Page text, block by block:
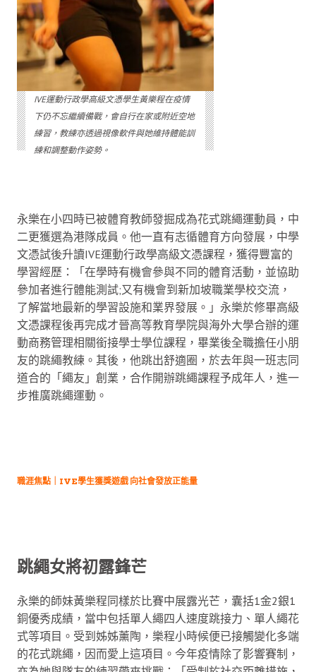
IVE運動行政學高級文憑學生黃樂程在疫情
下仍不忘繼續備戰，會自行在家或附近空地
練習，教練亦透過視像軟件與她維持體能訓
練和調整動作姿勢。
永樂在小四時已被體育教師發掘成為花式跳繩運動員，中
二更獲選為港隊成員。他一直有志循體育方向發展，中學
文憑試後升讀IVE運動行政學高級文憑課程，獲得豐富的
學習經歷：「在學時有機會參與不同的體育活動，並協助
參加者進行體能測試;又有機會到新加坡職業學校交流，
了解當地最新的學習設施和業界發展。」永樂於修畢高級
文憑課程後再完成才晉高等教育學院與海外大學合辦的運
動商務管理相關銜接學士學位課程，畢業後全職擔任小朋
友的跳繩教練。其後，他跳出舒適圈，於去年與一班志同
道合的「繩友」創業，合作開辦跳繩課程予成年人，進一
步推廣跳繩運動。
職涯焦點｜IVE學生獲獎遊戲 向社會發放正能量
跳繩女將初露鋒芒
永樂的師妹黃樂程同樣於比賽中展露光芒，囊括1金2銀1
銅優秀成績，當中包括單人繩四人速度跳接力、單人繩花
式等項目。受到姊姊薰陶，樂程小時候便已接觸變化多端
的花式跳繩，因而愛上這項目。今年疫情除了影響賽制，